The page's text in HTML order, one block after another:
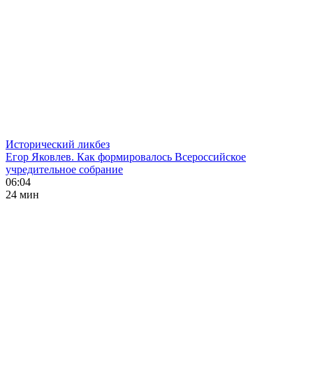
Исторический ликбез
Егор Яковлев. Как формировалось Всероссийское
учредительное собрание
06:04
24 мин